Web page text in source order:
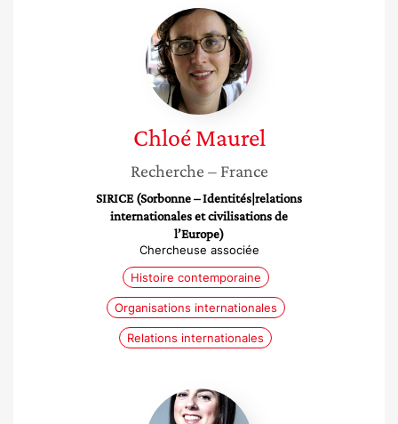
Chloé
Maurel
Chloé Maurel
Recherche – France
SIRICE (Sorbonne – Identités|relations
internationales et civilisations de
l’Europe)
Chercheuse associée
Histoire contemporaine
Organisations internationales
Relations internationales
Sophie
Busson